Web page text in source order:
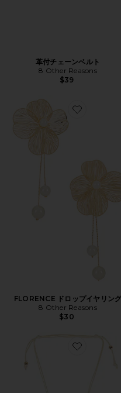
革付チェーンベルト
8 Other Reasons
$39
Favorite
FLORENCE ドロップイヤリン
8 Other Reasons
$30
Favorite